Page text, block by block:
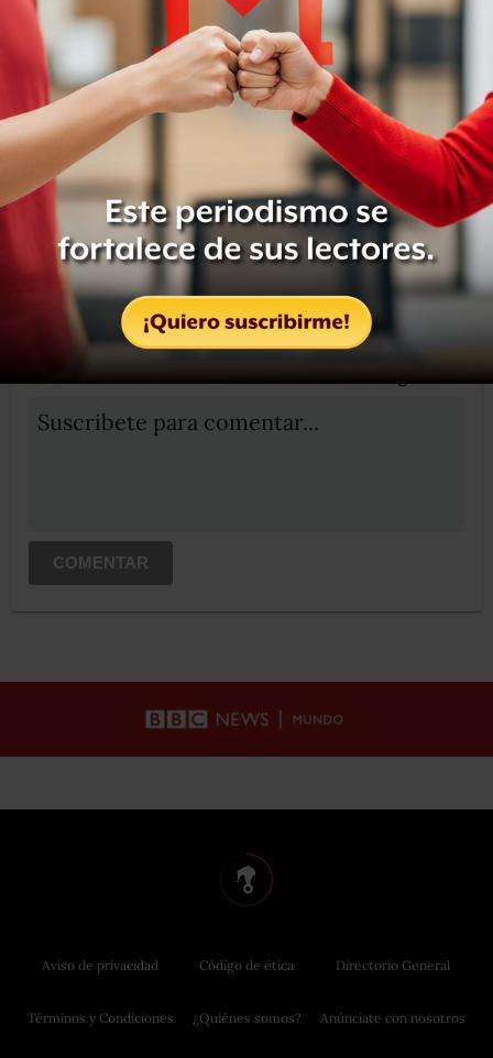
“No hago un gobierno para la popularidad ni para estar
realmente en una mejor condición, hago un gobierno y
estoy encabezando un gobierno que quiere ser eficaz”.
Compartir Leer después
OCULTAR COMENTARIOS
Iniciar sesión Registrate
Suscribete para comentar...
COMENTAR
Aviso de privacidad
Términos y Condiciones
Código de ética
¿Quiénes somos?
Directorio General
Anúnciate con nosotros